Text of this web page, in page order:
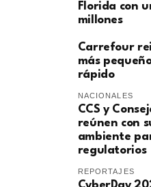
Florida con
millones
Carrefour
más
rápido
NACIONALES
CCS y
reúnen con
ambiente
regulatorios
REPORTAJES